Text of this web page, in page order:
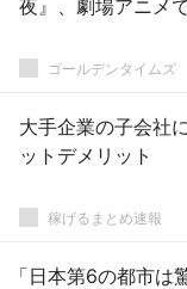
夜』、劇場アニメ
ゴールデンタイムズ
大手企業の子会社
ットデメリット
稼げるまとめ速報
「日本第6の都市